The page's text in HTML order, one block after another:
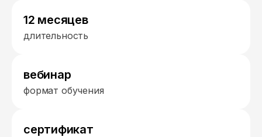
12 месяцев
длительность
вебинар
формат обучения
сертификат